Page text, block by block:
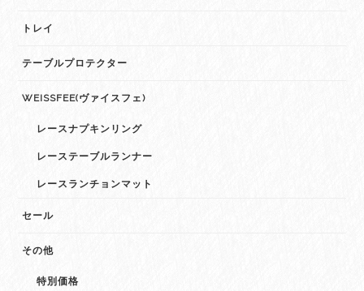
トレイ
テーブルプロテクター
WEISSFEE(ヴァイスフェ)
レースナプキンリング
レーステーブルランナー
レースランチョンマット
セール
その他
特別価格